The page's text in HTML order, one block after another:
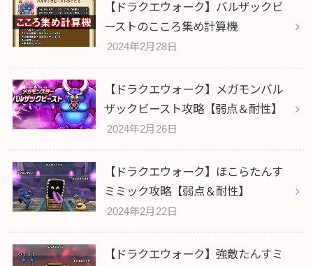
【ドラクエウォーク】バルザックビ
ーストのこころ集め計算機
2024年2月28日
【ドラクエウォーク】メガモンバル
ザックビースト攻略【弱点＆耐性】
2024年2月26日
【ドラクエウォーク】ほこらたんす
ミミック攻略【弱点＆耐性】
2024年2月22日
【ドラクエウォーク】強敵たんすミ